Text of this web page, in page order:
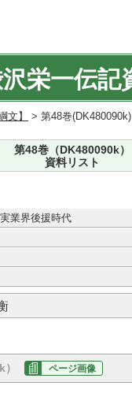
栄一伝記
文】 > 第48巻
第48巻（DK480090k）
資料リスト
業界後援時代
ページ画像